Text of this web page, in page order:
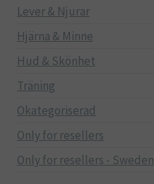
Lever & Njurar
Hjärna & Minne
Hud & Skönhet
Träning
Okategoriserad
Only for resellers
Only for resellers - Sweden